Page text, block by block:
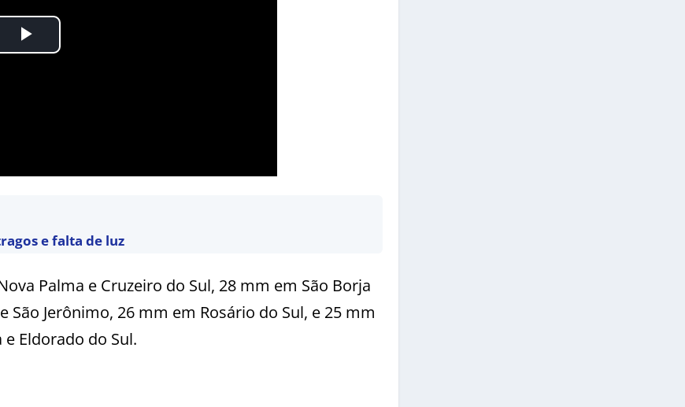
e falta de luz
Palma e Cruzeiro do Sul, 28 mm em São Borja
São Jerônimo, 26 mm em Rosário do Sul, e 25 mm
Eldorado do Sul.